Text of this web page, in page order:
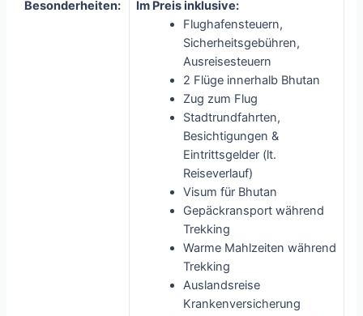
Besonderheiten:
Im Preis inklusive:
Flughafensteuern,
Sicherheitsgebühren,
Ausreisesteuern
2 Flüge innerhalb Bhutan
Zug zum Flug
Stadtrundfahrten,
Besichtigungen &
Eintrittsgelder (lt.
Reiseverlauf)
Visum für Bhutan
Gepäckransport während
Trekking
Warme Mahlzeiten während
Trekking
Auslandsreise
Krankenversicherung